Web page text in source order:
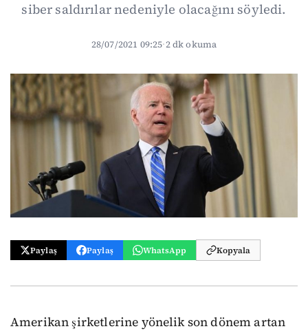
siber saldırılar nedeniyle olacağını söyledi.
28/07/2021 09:25·2 dk okuma
Paylaş Paylaş WhatsApp Kopyala
Amerikan şirketlerine yönelik son dönem artan